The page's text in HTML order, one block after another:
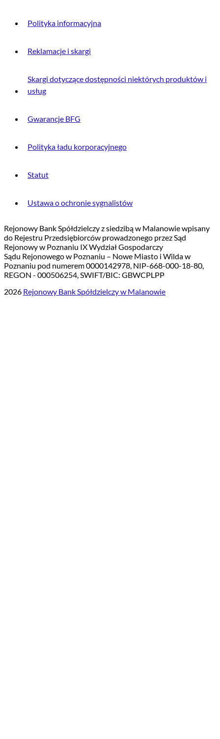
Polityka informacyjna
Reklamacje i skargi
Skargi dotyczące dostępności niektórych produktów i
usług
Gwarancje BFG
Polityka ładu korporacyjnego
Statut
Ustawa o ochronie sygnalistów
Rejonowy Bank Spółdzielczy z siedzibą w Malanowie wpisany
do Rejestru Przedsiębiorców prowadzonego przez Sąd
Rejonowy w Poznaniu IX Wydział Gospodarczy
Sądu Rejonowego w Poznaniu – Nowe Miasto i Wilda w
Poznaniu pod numerem 0000142978, NIP-668-000-18-80,
REGON - 000506254, SWIFT/BIC: GBWCPLPP
2026 Rejonowy Bank Spółdzielczy w Malanowie